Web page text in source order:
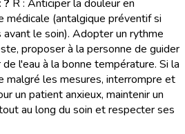
R : Anticiper la douleur en
médicale (antalgique préventif si
le soin). Adopter un rythme
proposer à la personne de guider
l'eau à la bonne température. Si la
malgré les mesures, interrompre et
un patient anxieux, maintenir un
au long du soin et respecter ses